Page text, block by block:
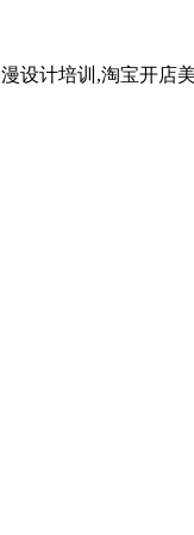
设计培训,淘宝开店